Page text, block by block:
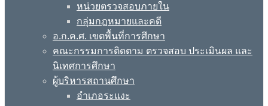
หน่วยตรวจสอบภายใน
กลุ่มกฎหมายและคดี
อ.ก.ค.ศ. เขตพื้นที่การศึกษา
คณะกรรมการติดตาม ตรวจสอบ ประเมินผล และ
นิเทศการศึกษา
ผู้บริหารสถานศึกษา
อำเภอระแงะ